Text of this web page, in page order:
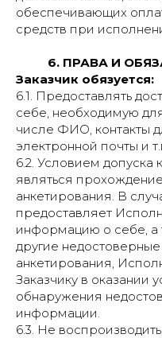
обеспечивающих
средств при
6. ПРАВА И
Заказчик обязуется:
6.1. Предоставлять
себе, необходимую
числе ФИО, контакты
электронной почты и
6.2. Условием
являться
анкетирования. В
предоставляет
информацию о себе, а
другие
анкетирования,
Заказчику в оказании
обнаружения
информации.
6.3. Не